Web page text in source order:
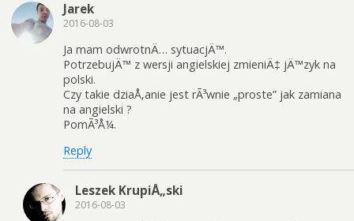
Jarek
2016-08-03
Ja mam odwrotnÄ… sytuacjÄ™.
PotrzebujÄ™ z wersji angielskiej zmieniÄ‡ jÄ™zyk na
polski.
Czy takie dziaÅ‚anie jest rÃ³wnie „proste” jak zamiana
na angielski ?
PomÃ³Å¼.
Reply
Leszek KrupiÅ„ski
2016-08-03